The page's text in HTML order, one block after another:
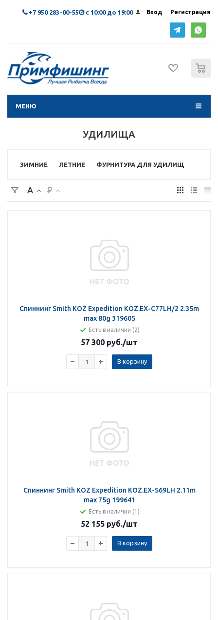
Вход Регистрация
+7 950 283-00-55 с 10:00 до 19:00
МЕНЮ
УДИЛИЩА
ЗИМНИЕ ЛЕТНИЕ ФУРНИТУРА ДЛЯ УДИЛИЩ
Спиннинг Smith KOZ Expedition KOZ.EX-C77LH/2 2.35m
max 80g 319605
Есть в наличии (2)
57 300 руб./шт
В корзину
Спиннинг Smith KOZ Expedition KOZ.EX-S69LH 2.11m
max 75g 199641
Есть в наличии (1)
52 155 руб./шт
В корзину